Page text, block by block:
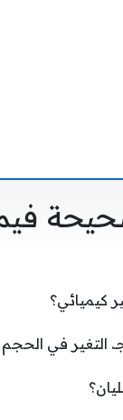
كيميائي؟
في الحجم